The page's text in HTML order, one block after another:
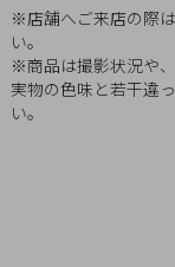
※店舗へご来店の際
い。
※商品は撮影状況や
実物の色味と若干違
い。
SHOP